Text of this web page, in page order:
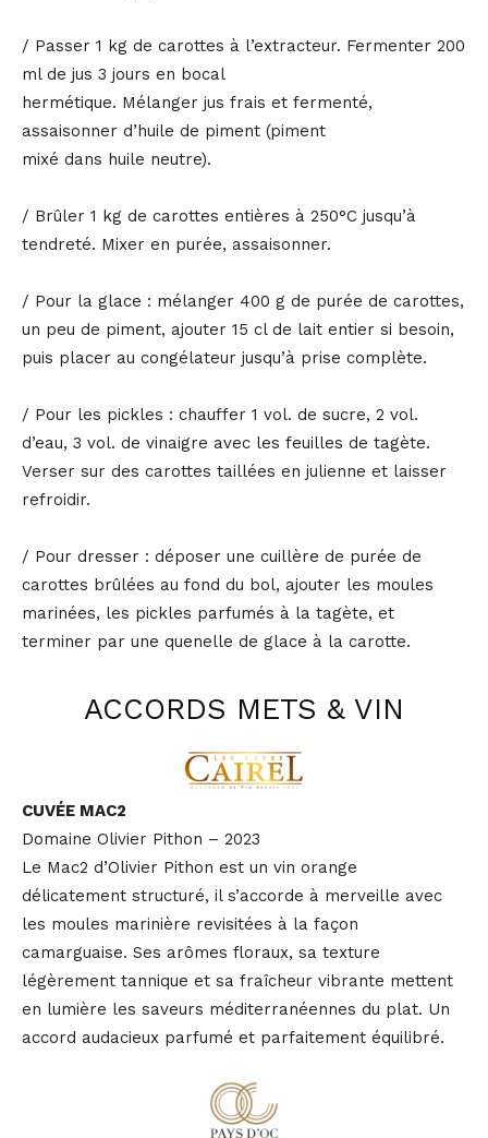
/ Passer 1 kg de carottes à l’extracteur. Fermenter 200
ml de jus 3 jours en bocal
hermétique. Mélanger jus frais et fermenté,
assaisonner d’huile de piment (piment
mixé dans huile neutre).
/ Brûler 1 kg de carottes entières à 250°C jusqu’à
tendreté. Mixer en purée, assaisonner.
/ Pour la glace : mélanger 400 g de purée de carottes,
un peu de piment, ajouter 15 cl de lait entier si besoin,
puis placer au congélateur jusqu’à prise complète.
/ Pour les pickles : chauffer 1 vol. de sucre, 2 vol.
d’eau, 3 vol. de vinaigre avec les feuilles de tagète.
Verser sur des carottes taillées en julienne et laisser
refroidir.
/ Pour dresser : déposer une cuillère de purée de
carottes brûlées au fond du bol, ajouter les moules
marinées, les pickles parfumés à la tagète, et
terminer par une quenelle de glace à la carotte.
ACCORDS METS & VIN
CUVÉE MAC2
Domaine Olivier Pithon – 2023
Le Mac2 d’Olivier Pithon est un vin orange
délicatement structuré, il s’accorde à merveille avec
les moules marinière revisitées à la façon
camarguaise. Ses arômes floraux, sa texture
légèrement tannique et sa fraîcheur vibrante mettent
en lumière les saveurs méditerranéennes du plat. Un
accord audacieux parfumé et parfaitement équilibré.